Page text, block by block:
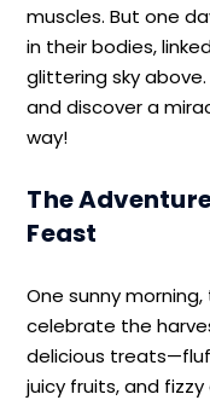
muscles. But one
in their bodies,
glittering sky
and discover a
way!
The
Feast
One sunny
celebrate the
delicious
juicy fruits, and